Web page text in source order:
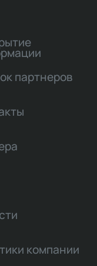
партнеров
компании